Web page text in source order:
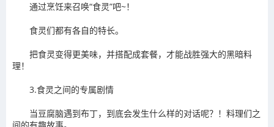
通过烹饪来召唤“食灵”吧~！
食灵们都有各自的特长。
把食灵变得更美味，并搭配成套餐，才能战胜强大的黑暗料
理！
3.食灵之间的专属剧情
当豆腐脑遇到布丁，到底会发生什么样的对话呢？！料理们之